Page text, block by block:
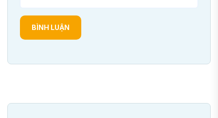
BÌNH LUẬN